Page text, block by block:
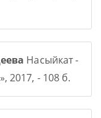
Насыйкат -
2017, - 108 б.